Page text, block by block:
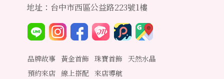
地址：台中市西區公益路223號1樓
品牌故事 黃金首飾 珠寶首飾 天然水晶
預約來店
線上搭配 來店導航